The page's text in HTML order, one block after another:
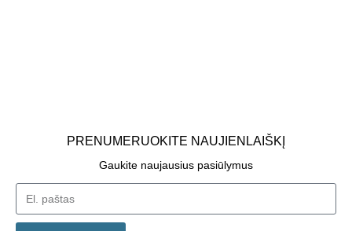
PRENUMERUOKITE NAUJIENLAIŠKĮ
Gaukite naujausius pasiūlymus